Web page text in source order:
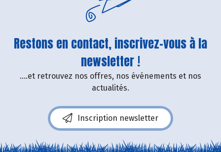
Restons en contact, inscrivez-vous à la
newsletter !
....et retrouvez nos offres, nos événements et nos
actualités.
Inscription newsletter